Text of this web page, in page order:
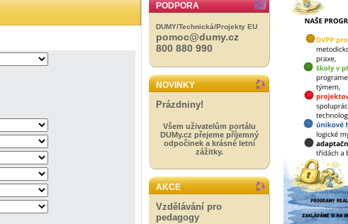
PODPORA
DUMY/Technická/Projekty EU
pomoc@dumy.cz
800 880 990
NOVINKY
Prázdniny!
Všem uživatelům portálu
DUMy.cz přejeme příjemný
odpočinek a krásné letní
zážitky.
AKCE
Vzdělávání pro
pedagogy